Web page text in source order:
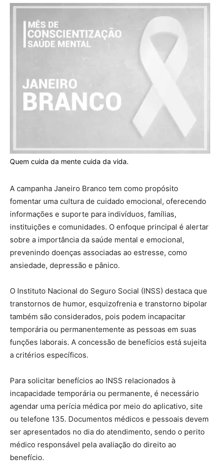
Quem cuida da mente cuida da vida.
A campanha Janeiro Branco tem como propósito
fomentar uma cultura de cuidado emocional, oferecendo
informações e suporte para indivíduos, famílias,
instituições e comunidades. O enfoque principal é alertar
sobre a importância da saúde mental e emocional,
prevenindo doenças associadas ao estresse, como
ansiedade, depressão e pânico.
O Instituto Nacional do Seguro Social (INSS) destaca que
transtornos de humor, esquizofrenia e transtorno bipolar
também são considerados, pois podem incapacitar
temporária ou permanentemente as pessoas em suas
funções laborais. A concessão de benefícios está sujeita
a critérios específicos.
Para solicitar benefícios ao INSS relacionados à
incapacidade temporária ou permanente, é necessário
agendar uma perícia médica por meio do aplicativo, site
ou telefone 135. Documentos médicos e pessoais devem
ser apresentados no dia do atendimento, sendo o perito
médico responsável pela avaliação do direito ao
benefício.